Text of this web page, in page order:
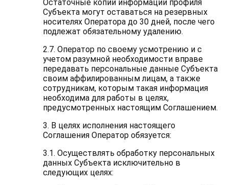
Остаточные копии информации профиля
Субъекта могут оставаться на резервных
носителях Оператора до 30 дней, после чего
подлежат обязательному удалению.
2.7. Оператор по своему усмотрению и с
учетом разумной необходимости вправе
передавать персональные данные Субъекта
своим аффилированным лицам, а также
сотрудникам, которым такая информация
необходима для работы в целях,
предусмотренных настоящим Соглашением.
3. В целях исполнения настоящего
Соглашения Оператор обязуется:
3.1. Осуществлять обработку персональных
данных Субъекта исключительно в
следующих целях: